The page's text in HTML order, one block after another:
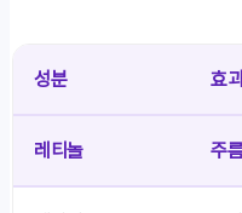
성분 효
레티놀 주